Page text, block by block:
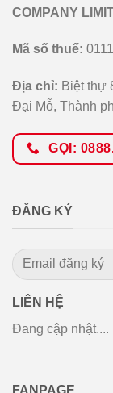
COMPANY
Mã số thuế:
Địa chỉ: Biệt thự
Đại Mỗ, Thành
GỌI:
ĐĂNG KÝ
LIÊN HỆ
Đang cập nhật....
FANPAGE